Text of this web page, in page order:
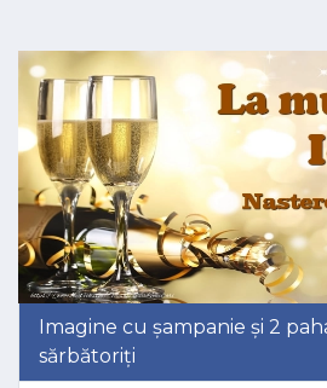
Imagine cu șampanie și 2
sărbătoriți